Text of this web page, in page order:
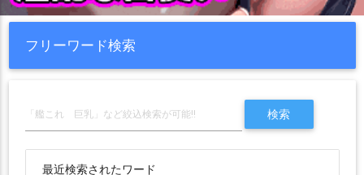
フリーワード検索
最近検索されたワード